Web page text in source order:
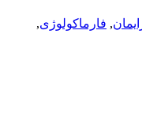
,فارماکولوژی ,